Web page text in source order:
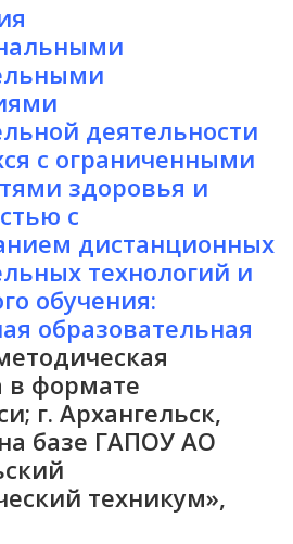
деятельности
с ограниченными
здоровья и
с
дистанционных
технологий и
обучения:
образовательная
в формате
г. Архангельск,
базе ГАПОУ АО
техникум»,